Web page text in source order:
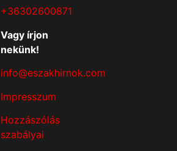
+36302600871
Vagy írjon
nekünk!
info@eszakhirnok.com
Impresszum
Hozzászólás
szabályai